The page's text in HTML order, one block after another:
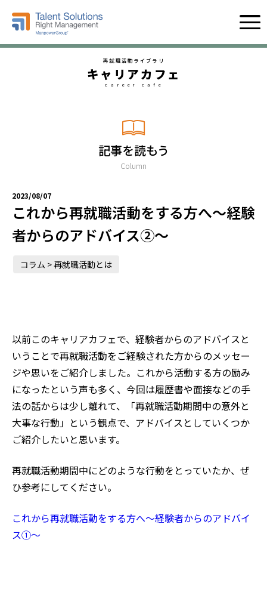
再就職活動ライブラリ
キャリアカフェ
career cafe
記事を読もう
Column
2023/08/07
これから再就職活動をする方へ～経験
者からのアドバイス②～
コラム > 再就職活動とは
以前このキャリアカフェで、経験者からのアドバイスと
いうことで再就職活動をご経験された方からのメッセー
ジや思いをご紹介しました。これから活動する方の励み
になったという声も多く、今回は履歴書や面接などの手
法の話からは少し離れて、「再就職活動期間中の意外と
大事な行動」という観点で、アドバイスとしていくつか
ご紹介したいと思います。
再就職活動期間中にどのような行動をとっていたか、ぜ
ひ参考にしてください。
これから再就職活動をする方へ～経験者からのアドバイ
ス①～